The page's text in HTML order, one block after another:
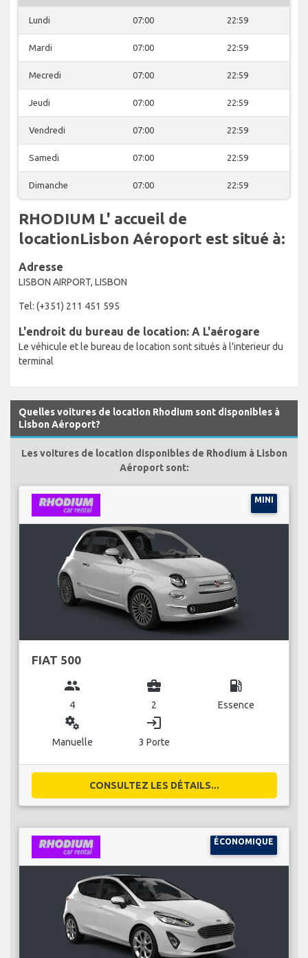
Lundi 07:00 22:59
Mardi 07:00 22:59
Mecredi 07:00 22:59
Jeudi 07:00 22:59
Vendredi 07:00 22:59
Samedi 07:00 22:59
Dimanche 07:00 22:59
RHODIUM L' accueil de
locationLisbon Aéroport est situé à:
Adresse
LISBON AIRPORT, LISBON
Tel: (+351) 211 451 595
L'endroit du bureau de location: A L'aérogare
Le véhicule et le bureau de location sont situés à l'interieur du
terminal
Quelles voitures de location Rhodium sont disponibles à
Lisbon Aéroport?
Les voitures de location disponibles de Rhodium à Lisbon
Aéroport sont:
MINI
FIAT 500
group
4
business_center
2
local_gas_station
Essence
miscellaneous_services
Manuelle
login
3 Porte
CONSULTEZ LES DÉTAILS...
ÉCONOMIQUE